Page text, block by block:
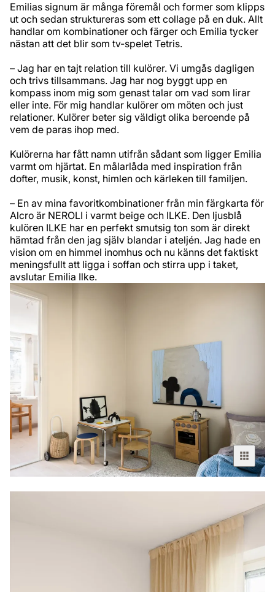
Emilias signum är många föremål och former som klipps
ut och sedan struktureras som ett collage på en duk. Allt
handlar om kombinationer och färger och Emilia tycker
nästan att det blir som tv-spelet Tetris.
– Jag har en tajt relation till kulörer. Vi umgås dagligen
och trivs tillsammans. Jag har nog byggt upp en
kompass inom mig som genast talar om vad som lirar
eller inte. För mig handlar kulörer om möten och just
relationer. Kulörer beter sig väldigt olika beroende på
vem de paras ihop med.
Kulörerna har fått namn utifrån sådant som ligger Emilia
varmt om hjärtat. En målarlåda med inspiration från
dofter, musik, konst, himlen och kärleken till familjen.
– En av mina favoritkombinationer från min färgkarta för
Alcro är NEROLI i varmt beige och ILKE. Den ljusblå
kulören ILKE har en perfekt smutsig ton som är direkt
hämtad från den jag själv blandar i ateljén. Jag hade en
vision om en himmel inomhus och nu känns det faktiskt
meningsfullt att ligga i soffan och stirra upp i taket,
avslutar Emilia Ilke.